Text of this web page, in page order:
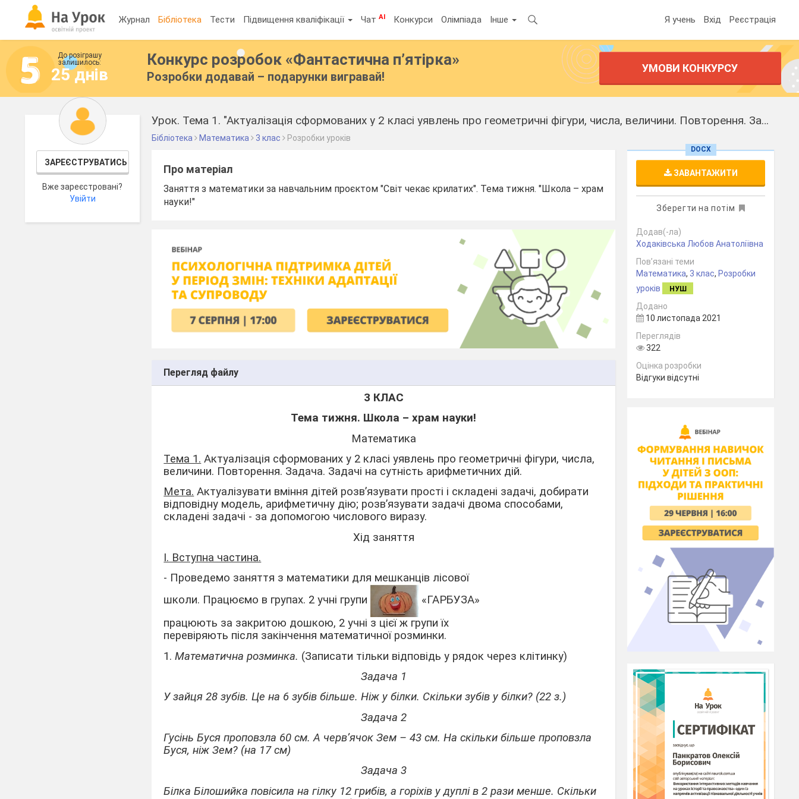
Журнал Бібліотека Тести Підвищення кваліфікації ЧатAI Конкурси Олімпіада Інше Я учень Вхід Реєстрація
До розіграшу
залишилось:
25 днів
Конкурс розробок «Фантастична п’ятірка»
Розробки додавай – подарунки вигравай!
УМОВИ КОНКУРСУ
ЗАРЕЄСТРУВАТИСЬ
Вже зареєстровані?
Увійти
Урок. Тема 1. "Актуалізація сформованих у 2 класі уявлень про геометричні фігури, числа, величини. Повторення. Задача. Задачі на сутність арифметичних дій".
Бібліотека Математика 3 клас Розробки уроків
Про матеріал
Заняття з математики за навчальним проєктом "Світ чекає крилатих". Тема тижня. "Школа – храм
науки!"
Перегляд файлу
3 КЛАС
Тема тижня. Школа – храм науки!
Математика
Тема 1. Актуалізація сформованих у 2 класі уявлень про геометричні фігури, числа,
величини. Повторення. Задача. Задачі на сутність арифметичних дій.
Мета. Актуалізувати вміння дітей розв’язувати прості і складені задачі, добирати
відповідну модель, арифметичну дію; розв’язувати задачі двома способами,
складені задачі - за допомогою числового виразу.
Хід заняття
І. Вступна частина.
- Проведемо заняття з математики для мешканців лісової
школи. Працюємо в групах. 2 учні групи
«ГАРБУЗА»
працюють за закритою дошкою, 2 учні з цієї ж групи їх
перевіряють після закінчення математичної розминки.
1.Математична розминка. (Записати тільки відповідь у рядок через клітинку)
Задача 1
У зайця 28 зубів. Це на 6 зубів більше. Ніж у білки. Скільки зубів у білки? (22 з.)
Задача 2
Гусінь Буся проповзла 60 см. А черв’ячок Зем – 43 см. На скільки більше проповзла
Буся, ніж Зем? (на 17 см)
Задача 3
Білка Білошийка повісила на гілку 12 грибів, а горіхів у дуплі в 2 рази менше. Скільки
DOCX
ЗАВАНТАЖИТИ
Зберегти на потім
Додав(-ла)
Ходаківська Любов Анатоліївна
Пов’язані теми
Математика, 3 клас, Розробки
уроків
НУШ
Додано
10 листопада 2021
Переглядів
322
Оцінка розробки
Відгуки відсутні